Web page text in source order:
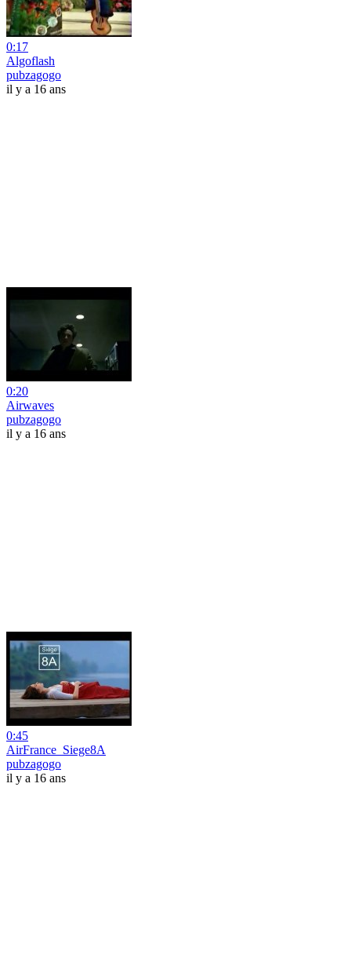
0:17
Algoflash
pubzagogo
il y a 16 ans
0:20
Airwaves
pubzagogo
il y a 16 ans
0:45
AirFrance_Siege8A
pubzagogo
il y a 16 ans